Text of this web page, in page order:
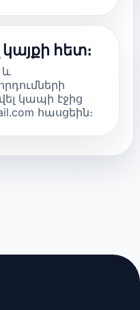
հետ։
և
կապի էջից
հասցեին։